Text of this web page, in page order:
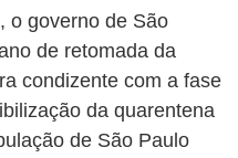
o governo de São
de retomada da
condizente com a fase
da quarentena
de São Paulo